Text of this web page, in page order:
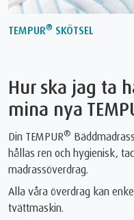
TEMPUR® SKÖTSEL
Hur ska jag ta
mina nya
Din TEMPUR®
hållas ren och hygienisk,
madrassöverdrag.
Alla våra överdrag kan
tvättmaskin.